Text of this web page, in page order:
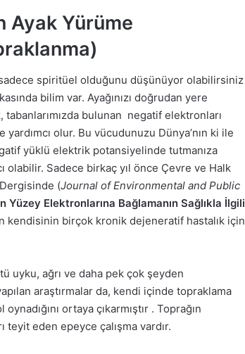
Ayak Yürüme
spiritüel olduğunu düşünüyor olabilirsiniz
bilim var. Ayağınızı doğrudan yere
tabanlarımızda bulunan negatif elektronları
yardımcı olur. Bu vücudunuzu Dünya’nın ki ile
yüklü elektrik potansiyelinde tutmanıza
olabilir. Sadece birkaç yıl önce Çevre ve Halk
Dergisinde (Journal of Environmental and Public
Elektronlarına Bağlamanın Sağlıkla İlgili
kendisinin birçok kronik dejeneratif hastalık için
uyku, ağrı ve daha pek çok şeyden
araştırmalar da, kendi içinde topraklama
ortaya çıkarmıştır . Toprağın
eden epeyce çalışma vardır.